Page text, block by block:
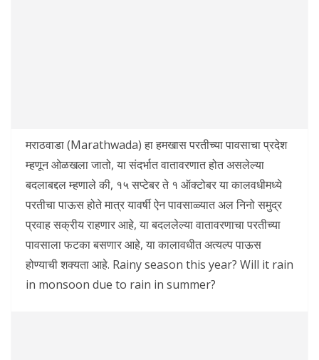
मराठवाडा (Marathwada) हा हमखास परतीच्या पावसाचा प्रदेश
म्हणून ओळखला जातो, या संदर्भात वातावरणात होत असलेल्या
बदलाबद्दल म्हणाले की, १५ सप्टेबर ते १ ऑक्टोबर या कालवधीमध्ये
परतीचा पाऊस होते मात्र यावर्षी ऐन पावसाळ्यात अल निनो समुद्र
प्रवाह सक्रीय राहणार आहे, या बदललेल्या वातावरणाचा परतीच्या
पावसाला फटका बसणार आहे, या कालावधीत अत्यल्प पाऊस
होण्याची शक्यता आहे. Rainy season this year? Will it rain
in monsoon due to rain in summer?